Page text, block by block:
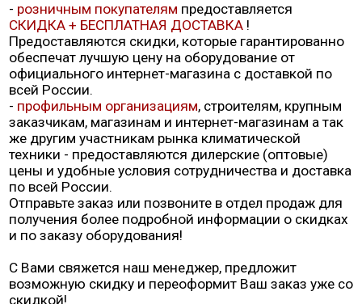
- розничным покупателям предоставляется
СКИДКА + БЕСПЛАТНАЯ ДОСТАВКА !
Предоставляются скидки, которые гарантированно
обеспечат лучшую цену на оборудование от
официального интернет-магазина с доставкой по
всей России.
- профильным организациям, строителям, крупным
заказчикам, магазинам и интернет-магазинам а так
же другим участникам рынка климатической
техники - предоставляются дилерские (оптовые)
цены и удобные условия сотрудничества и доставка
по всей России.
Отправьте заказ или позвоните в отдел продаж для
получения более подробной информации о скидках
и по заказу оборудования!
С Вами свяжется наш менеджер, предложит
возможную скидку и переоформит Ваш заказ уже со
скидкой!